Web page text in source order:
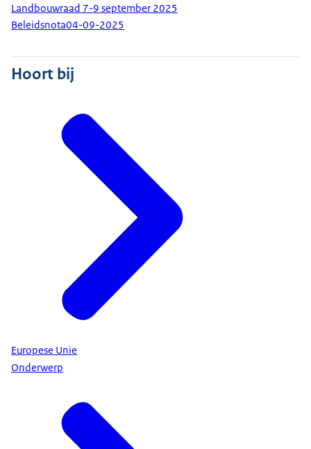
Landbouwraad 7-9 september 2025
Beleidsnota04-09-2025
Hoort bij
Europese Unie
Onderwerp